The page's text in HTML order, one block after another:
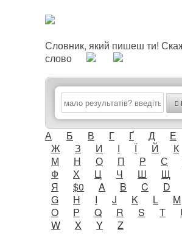
Словник, який пишеш ти!
слово
А Б В Г Ґ Д Е
Ж
З И І Ї Й К
М
Н О П Р С
Ф
Х Ц Ч Ш Щ
Я
$0 A B C D
G
H I J K L M
O
P Q R S T
W
X Y Z